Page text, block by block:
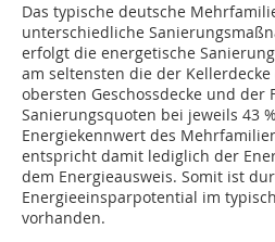
Das typische deutsche
unterschiedliche
erfolgt die energetische
am seltensten die der Kellerdecke
obersten Geschossdecke und der
Sanierungsquoten bei jeweils 43
Energiekennwert des
entspricht damit lediglich der
dem Energieausweis. Somit ist
Energieeinsparpotential im
vorhanden.